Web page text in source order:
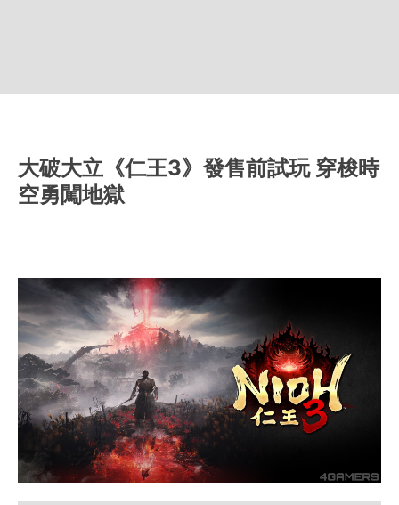
大破大立《仁王3》發售前試玩 穿梭時
空勇闖地獄